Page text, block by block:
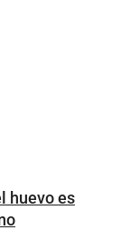
huevo es